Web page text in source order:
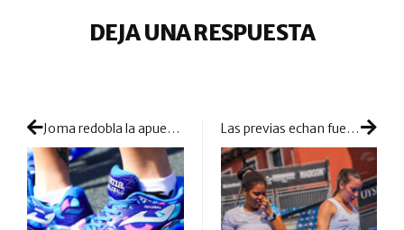
DEJA UNA RESPUESTA
Joma redobla la apuesta por el pickleball: desarrolla producto específico para dar un salto cualitativo Las previas echan fuego en Valladolid: pelea total por seguir vivos en el torneo